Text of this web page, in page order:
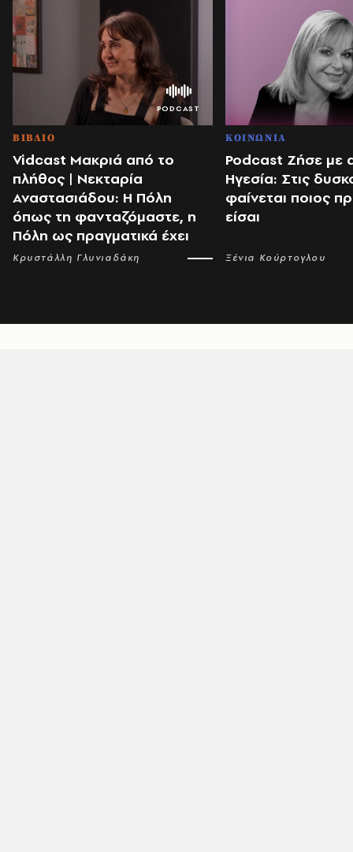
ΒΙΒΛΙΟ
Vidcast Μακριά από το
πλήθος | Νεκταρία
Αναστασιάδου: Η Πόλη
όπως τη φανταζόμαστε, η
Πόλη ως πραγματικά έχει
Κρυστάλλη Γλυνιαδάκη
ΚΟΙΝΩΝΙΑ
Podcast Ζήσε με
Ηγεσία: Στις
φαίνεται ποιος
είσαι
Ξένια Κούρτογλου